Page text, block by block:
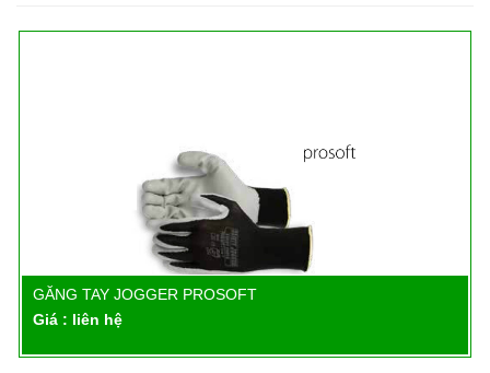
Chi tiết
GĂNG TAY JOGGER PROSOFT
Giá : liên hệ